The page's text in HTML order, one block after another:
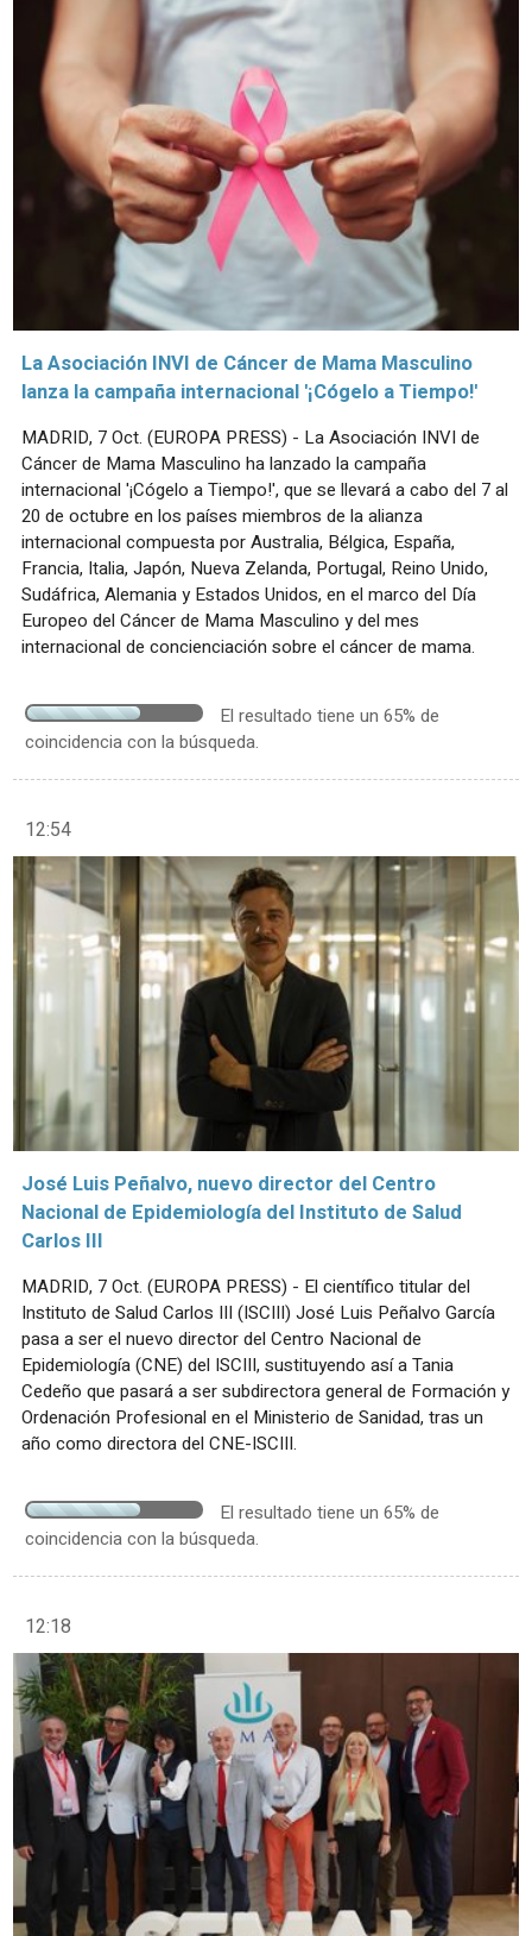
La Asociación INVI de Cáncer de Mama Masculino
lanza la campaña internacional '¡Cógelo a Tiempo!'
MADRID, 7 Oct. (EUROPA PRESS) - La Asociación INVI de
Cáncer de Mama Masculino ha lanzado la campaña
internacional '¡Cógelo a Tiempo!', que se llevará a cabo del 7 al
20 de octubre en los países miembros de la alianza
internacional compuesta por Australia, Bélgica, España,
Francia, Italia, Japón, Nueva Zelanda, Portugal, Reino Unido,
Sudáfrica, Alemania y Estados Unidos, en el marco del Día
Europeo del Cáncer de Mama Masculino y del mes
internacional de concienciación sobre el cáncer de mama.
El resultado tiene un 65% de
coincidencia con la búsqueda.
12:54
José Luis Peñalvo, nuevo director del Centro
Nacional de Epidemiología del Instituto de Salud
Carlos III
MADRID, 7 Oct. (EUROPA PRESS) - El científico titular del
Instituto de Salud Carlos III (ISCIII) José Luis Peñalvo García
pasa a ser el nuevo director del Centro Nacional de
Epidemiología (CNE) del ISCIII, sustituyendo así a Tania
Cedeño que pasará a ser subdirectora general de Formación y
Ordenación Profesional en el Ministerio de Sanidad, tras un
año como directora del CNE-ISCIII.
El resultado tiene un 65% de
coincidencia con la búsqueda.
12:18